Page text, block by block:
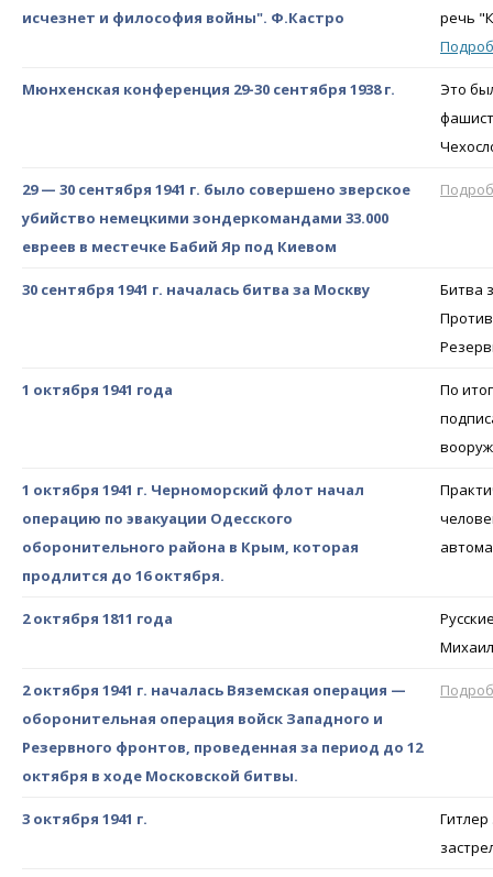
исчезнет и философия войны". Ф.Кастро
речь
Мюнхенская конференция 29-30 сентября 1938 г.
Это
29 — 30 сентября 1941 г. было совершено зверское
убийство немецкими зондеркомандами 33.000
евреев в местечке Бабий Яр под Киевом
30 сентября 1941 г. началась битва за Москву
Битва
1 октября 1941 года
По
1 октября 1941 г. Черноморский флот начал
операцию по эвакуации Одесского
оборонительного района в Крым, которая
продлится до 16 октября.
2 октября 1811 года
2 октября 1941 г. началась Вяземская операция —
оборонительная операция войск Западного и
Резервного фронтов, проведенная за период до 12
октября в ходе Московской битвы.
3 октября 1941 г.